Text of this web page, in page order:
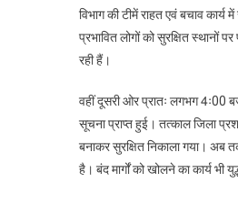
विभाग की टीमें राहत एवं बचाव
प्रभावित लोगों को सुरक्षित स्थानों
रही हैं।
वहीं दूसरी ओर प्रातः लगभग 4ः00
सूचना प्राप्त हुई। तत्काल जिला
बनाकर सुरक्षित निकाला गया। अब
है। बंद मार्गों को खोलने का कार्य भी